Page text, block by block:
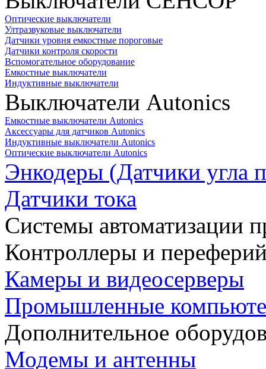
Оптические выключатели
Ултразвуковые выключатели
Датчики уровня емкостные пороговые
Датчики контроля скорости
Вспомогательное оборудование
Емкостные выключатели
Индуктивные выключатели
Выключатели Autonics
Емкостные выключатели Autonics
Аксессуары для датчиков Autonics
Индуктивные выключатели Autonics
Оптические выключатели Autonics
Энкодеры (Датчики угла
Датчики тока
Системы автоматизации
Контроллеры и
Камеры и видеосерверы
Промышленные
Дополнительное
Модемы и антенны